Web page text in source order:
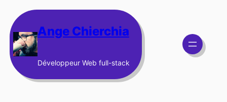
au
contenu Ange Chierchia
Développeur Web full-stack